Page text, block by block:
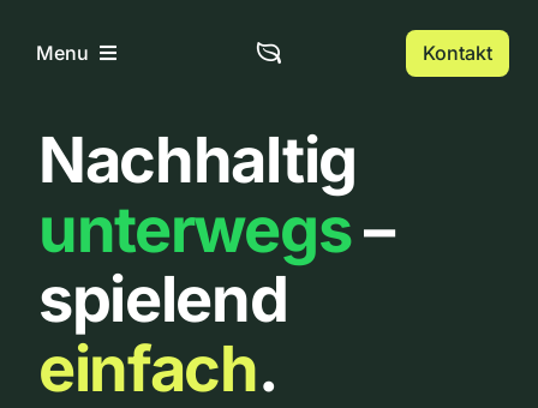
InhaltMenu
Home
Über uns
Urbanlist
Kontakt
Nachhaltig
unterwegs–
spielend
einfach.